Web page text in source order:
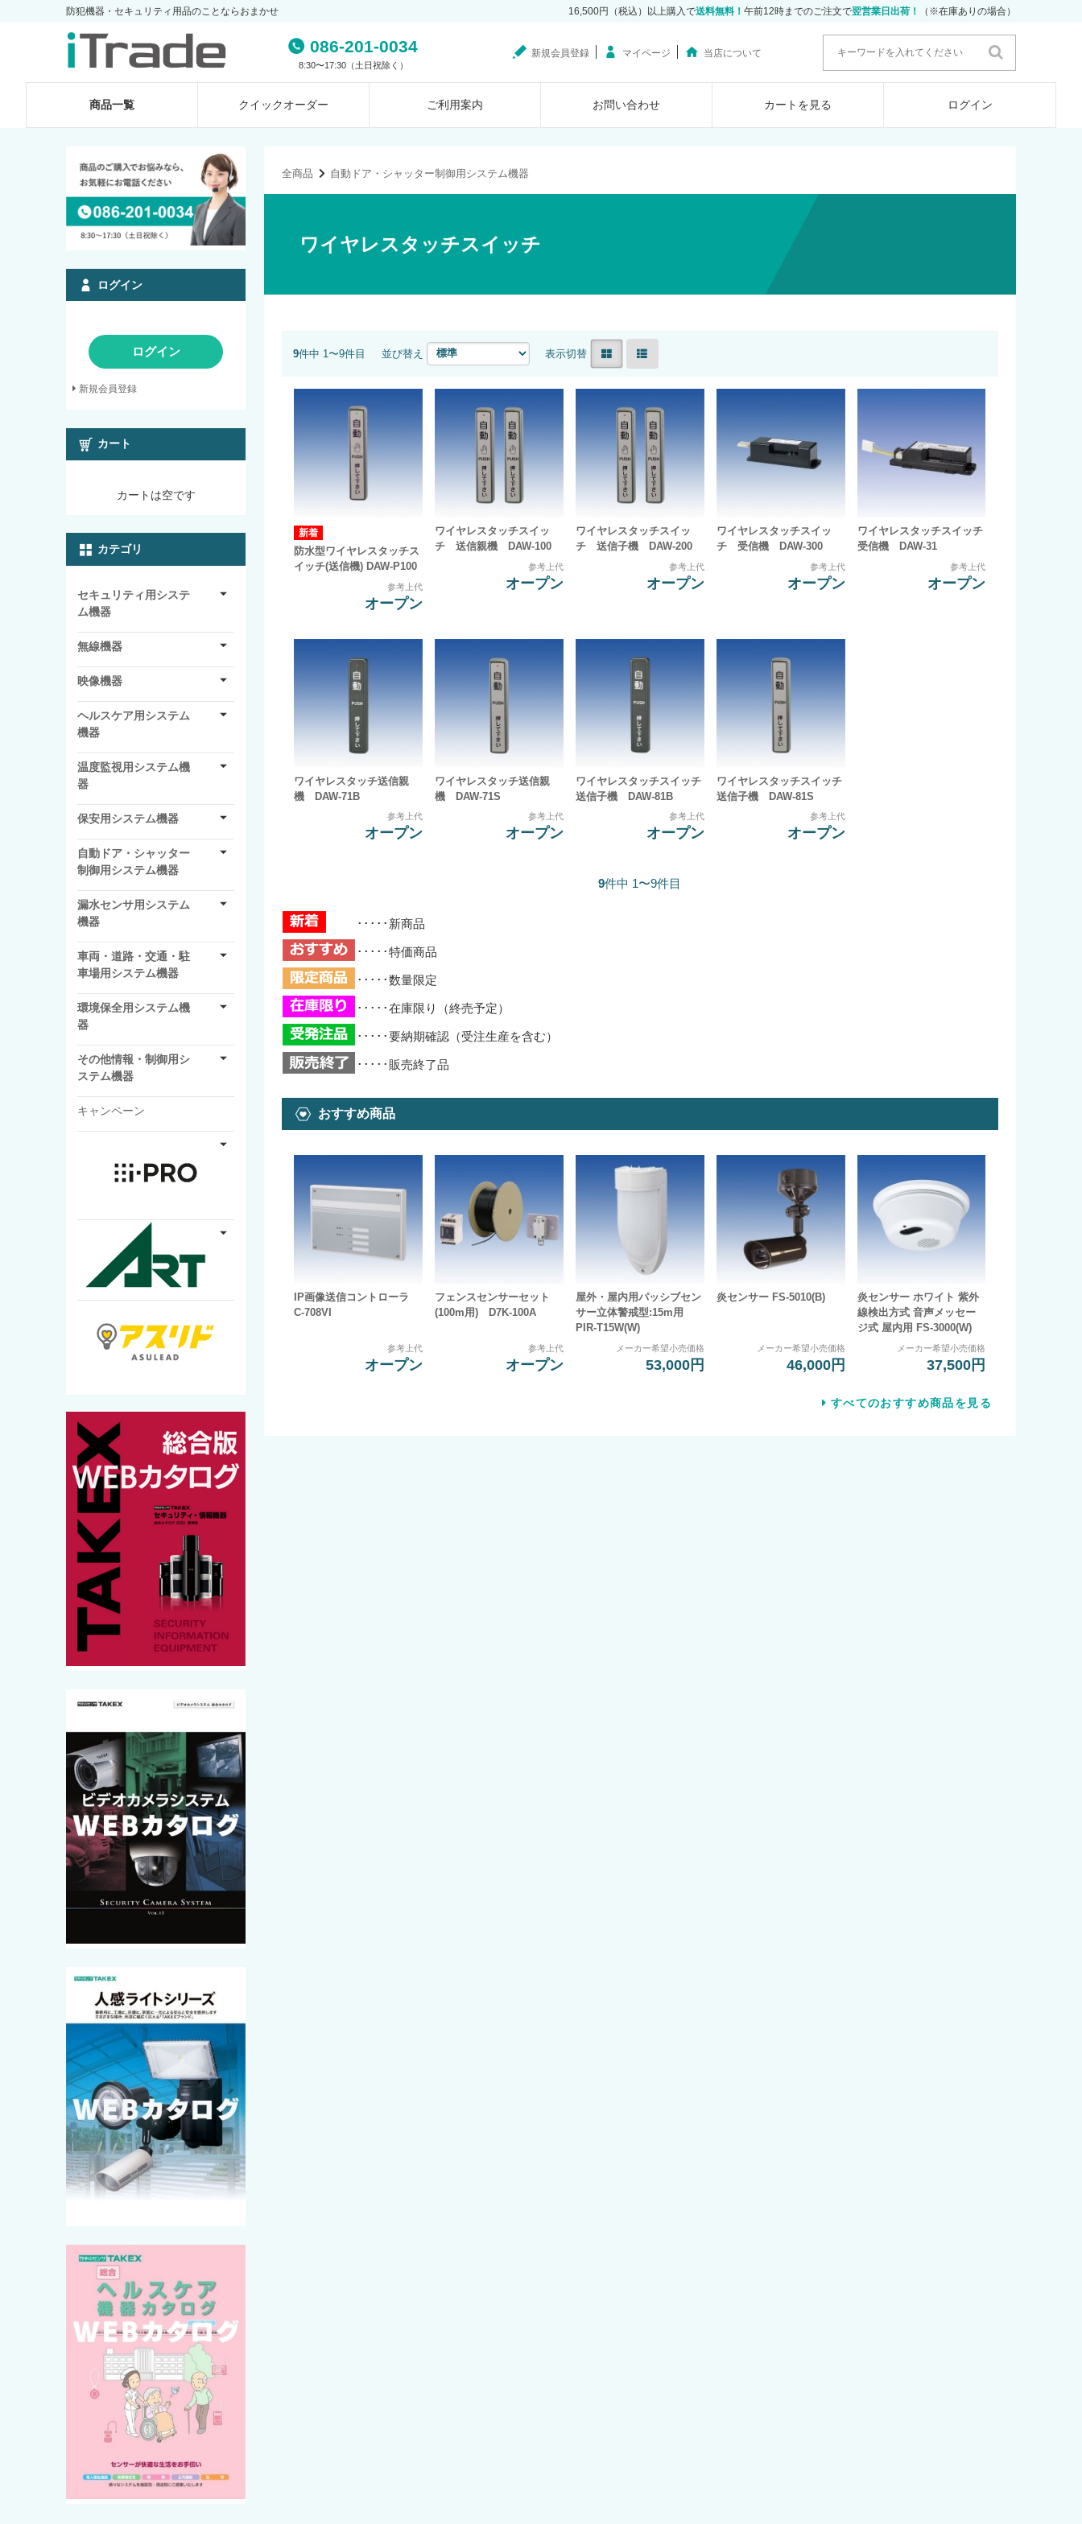
防犯機器・セキュリティ用品のことならおまかせ 16,500円（税込）以上購入で送料無料！ 午前12時までのご注文で翌営業日出荷！ （※在庫ありの場合）
086-201-0034
8:30〜17:30（土日祝除く）
新規会員登録 マイページ 当店について
商品一覧 クイックオーダー ご利用案内 お問い合わせ カートを見る ログイン
全商品 自動ドア・シャッター制御用システム機器
ワイヤレスタッチスイッチ
9件中 1〜9件目 並び替え 表示切替
防水型ワイヤレスタッチス
イッチ(送信機) DAW-P100
参考上代
オープン
ワイヤレスタッチスイッ
チ 送信親機 DAW-100
参考上代
オープン
ワイヤレスタッチスイッ
チ 送信子機 DAW-200
参考上代
オープン
ワイヤレスタッチスイッ
チ 受信機 DAW-300
参考上代
オープン
ワイヤレスタッチスイッチ
受信機 DAW-31
参考上代
オープン
ワイヤレスタッチ送信親
機 DAW-71B
参考上代
オープン
ワイヤレスタッチ送信親
機 DAW-71S
参考上代
オープン
ワイヤレスタッチスイッチ
送信子機 DAW-81B
参考上代
オープン
ワイヤレスタッチスイッチ
送信子機 DAW-81S
参考上代
オープン
9件中 1〜9件目
･････新商品
･････特価商品
･････数量限定
･････在庫限り（終売予定）
･････要納期確認（受注生産を含む）
･････販売終了品
おすすめ商品
IP画像送信コントローラ
C-708VI
参考上代
オープン
フェンスセンサーセット
(100m用) D7K-100A
参考上代
オープン
屋外・屋内用パッシブセン
サー立体警戒型:15m用
PIR-T15W(W)
メーカー希望小売価格
53,000円
炎センサー FS-5010(B)
メーカー希望小売価格
46,000円
炎センサー ホワイト 紫外
線検出方式 音声メッセー
ジ式 屋内用 FS-3000(W)
メーカー希望小売価格
37,500円
すべてのおすすめ商品を見る
ログイン
ログイン
新規会員登録
カート
カートは空です
カテゴリ
セキュリティ用システ
ム機器
無線機器
映像機器
ヘルスケア用システム
機器
温度監視用システム機
器
保安用システム機器
自動ドア・シャッター
制御用システム機器
漏水センサ用システム
機器
車両・道路・交通・駐
車場用システム機器
環境保全用システム機
器
その他情報・制御用シ
ステム機器
キャンペーン